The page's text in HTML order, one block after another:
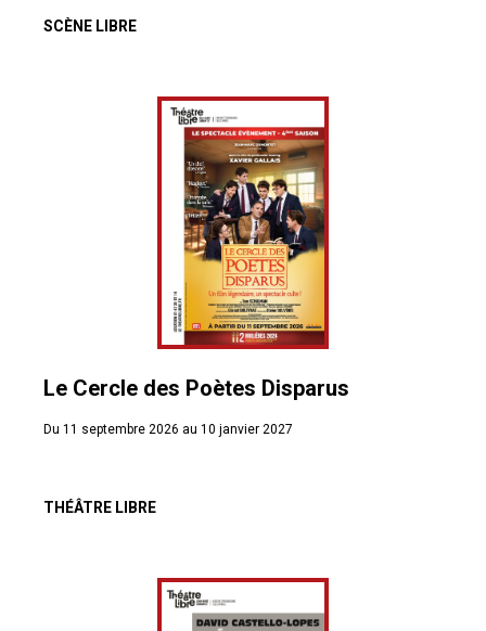
SCÈNE LIBRE
Le Cercle des Poètes Disparus
Du 11 septembre 2026 au 10 janvier 2027
THÉÂTRE LIBRE